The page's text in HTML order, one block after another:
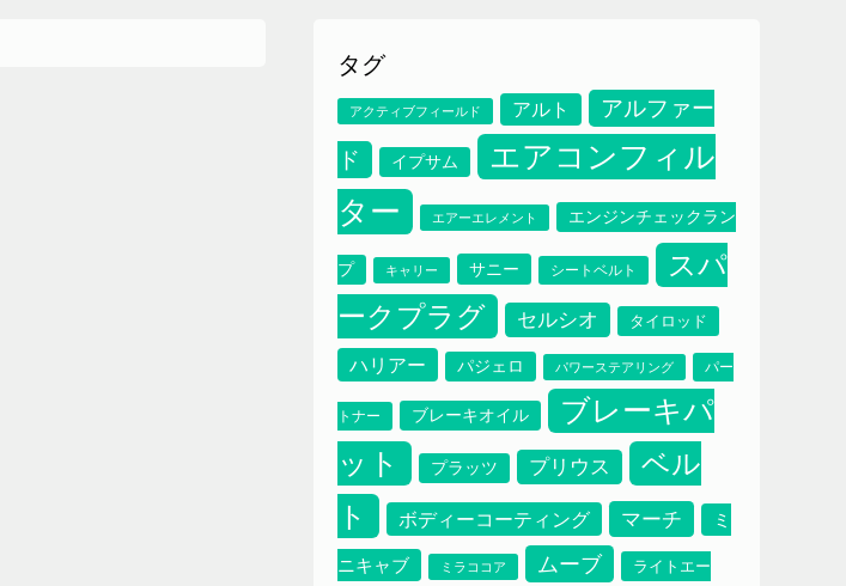
タグ
アクティブフィールド アルト アルファー
ド イプサム
エアコンフィル
ター
エアーエレメント エンジンチェックラン
プ キャリー サニー シートベルト
スパ
ークプラグ
セルシオ タイロッド
ハリアー パジェロ パワーステアリング パー
トナー ブレーキオイル
ブレーキパ
ット
プラッツ プリウス
ベル
ト
ボディーコーティング マーチ ミ
ニキャブ ミラココア ムーブ ライトエー